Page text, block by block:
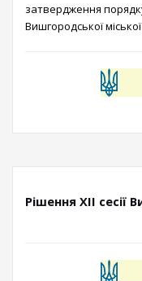
затвердження порядку
Вишгородської
Рішення ХІI сесії